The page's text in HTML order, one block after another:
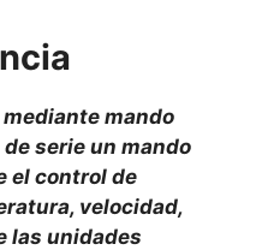
mando
serie un mando
el control de
velocidad,
las unidades